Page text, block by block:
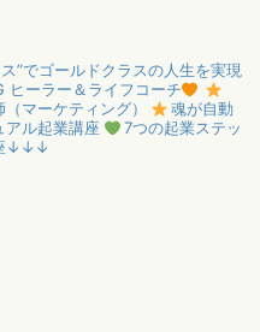
”でゴールドクラスの人生を実現
ヒーラー＆ライフコーチ
マーケティング）
魂が自動
アル起業講座
7つの起業ステッ
↓↓↓